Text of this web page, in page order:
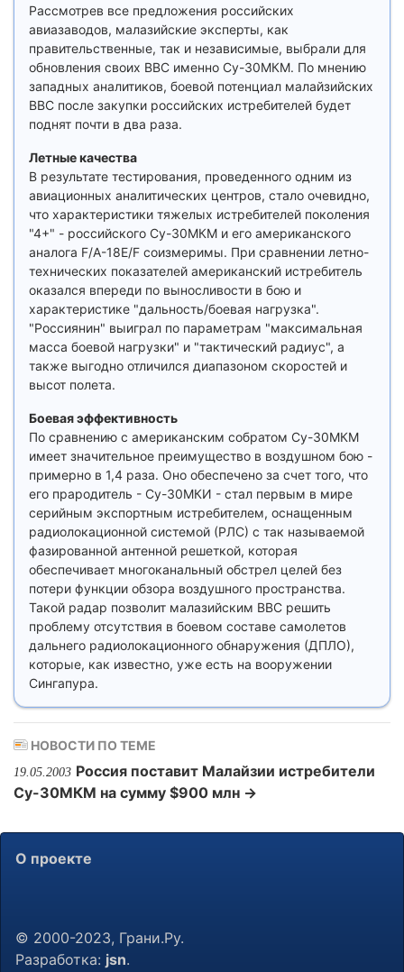
Рассмотрев все предложения российских
авиазаводов, малазийские эксперты, как
правительственные, так и независимые, выбрали для
обновления своих ВВС именно Су-30МКМ. По мнению
западных аналитиков, боевой потенциал малайзийских
ВВС после закупки российских истребителей будет
поднят почти в два раза.
Летные качества
В результате тестирования, проведенного одним из
авиационных аналитических центров, стало очевидно,
что характеристики тяжелых истребителей поколения
"4+" - российского Су-30МКМ и его американского
аналога F/A-18E/F соизмеримы. При сравнении летно-
технических показателей американский истребитель
оказался впереди по выносливости в бою и
характеристике "дальность/боевая нагрузка".
"Россиянин" выиграл по параметрам "максимальная
масса боевой нагрузки" и "тактический радиус", а
также выгодно отличился диапазоном скоростей и
высот полета.
Боевая эффективность
По сравнению с американским собратом Су-30МКМ
имеет значительное преимущество в воздушном бою -
примерно в 1,4 раза. Оно обеспечено за счет того, что
его прародитель - Су-30МКИ - стал первым в мире
серийным экспортным истребителем, оснащенным
радиолокационной системой (РЛС) с так называемой
фазированной антенной решеткой, которая
обеспечивает многоканальный обстрел целей без
потери функции обзора воздушного пространства.
Такой радар позволит малазийским ВВС решить
проблему отсутствия в боевом составе самолетов
дальнего радиолокационного обнаружения (ДПЛО),
которые, как известно, уже есть на вооружении
Сингапура.
НОВОСТИ ПО ТЕМЕ
19.05.2003 Россия поставит Малайзии истребители
Су-30МКМ на сумму $900 млн →
О проекте
© 2000-2023, Грани.Ру.
Разработка: jsn.